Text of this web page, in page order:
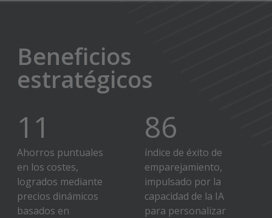
Beneficios
estratégicos
12
Ahorros puntuales
en los costes,
logrados mediante
precios dinámicos
basados en
90
índice de éxito de
emparejamiento,
impulsado por la
capacidad de la IA
para personalizar